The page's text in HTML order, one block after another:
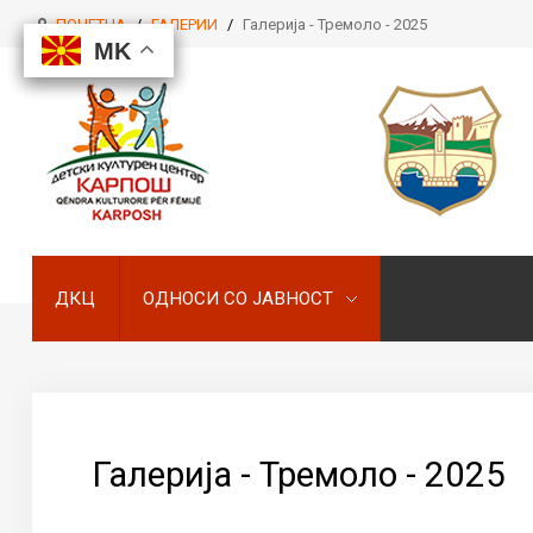
MK
MK
ОДНОСИ СО ЈАВНОСТ
ПОЧЕТНА / ГАЛЕРИИ / Галерија - Тремоло - 2025
MK
MK
ДКЦ ОДНОСИ СО ЈАВНОСТ
Галерија - Тремоло - 2025